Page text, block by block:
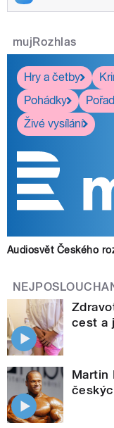
mujRozhlas
Hry a četby
Pohádky
Živé vysílání
Audiosvět Českého
cest a
Martin